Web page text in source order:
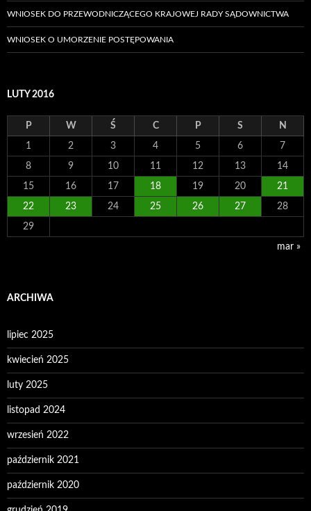
WNIOSEK DO PRZEWODNICZĄCEGO KRAJOWEJ RADY SĄDOWNICTWA
WNIOSEK O UMORZENIE POSTĘPOWANIA
LUTY 2016
P W Ś C P S N
1 2 3 4 5 6 7
8 9 10 11 12 13 14
15 16 17 18 19 20 21
22 23 24 25 26 27 28
29
mar »
ARCHIWA
lipiec 2025
kwiecień 2025
luty 2025
listopad 2024
wrzesień 2022
październik 2021
październik 2020